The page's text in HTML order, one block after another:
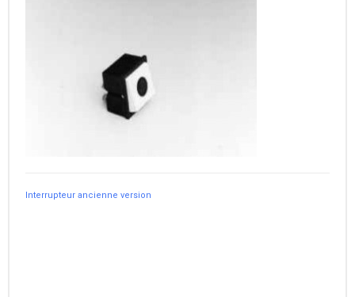
Interrupteur ancienne version